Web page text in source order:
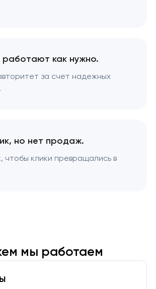
работают как нужно.
за счет надежных
но нет продаж.
чтобы клики превращались в
мы работаем